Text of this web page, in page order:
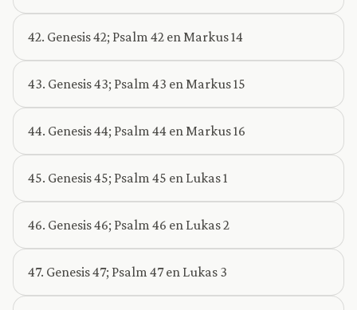
42. Genesis 42; Psalm 42 en Markus 14
43. Genesis 43; Psalm 43 en Markus 15
44. Genesis 44; Psalm 44 en Markus 16
45. Genesis 45; Psalm 45 en Lukas 1
46. Genesis 46; Psalm 46 en Lukas 2
47. Genesis 47; Psalm 47 en Lukas 3